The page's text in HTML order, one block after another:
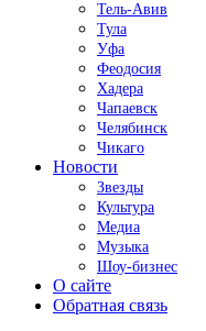
Тель-Авив
Тула
Уфа
Феодосия
Хадера
Чапаевск
Челябинск
Чикаго
Новости
Звезды
Культура
Медиа
Музыка
Шоу-бизнес
О сайте
Обратная связь